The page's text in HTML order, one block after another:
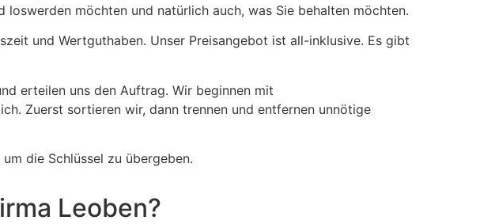
möchten und natürlich auch, was Sie behalten möchten.
und Wertguthaben. Unser Preisangebot ist all-inklusive. Es gibt
erteilen uns den Auftrag. Wir beginnen mit
Zuerst sortieren wir, dann trennen und entfernen unnötige
die Schlüssel zu übergeben.
Leoben?